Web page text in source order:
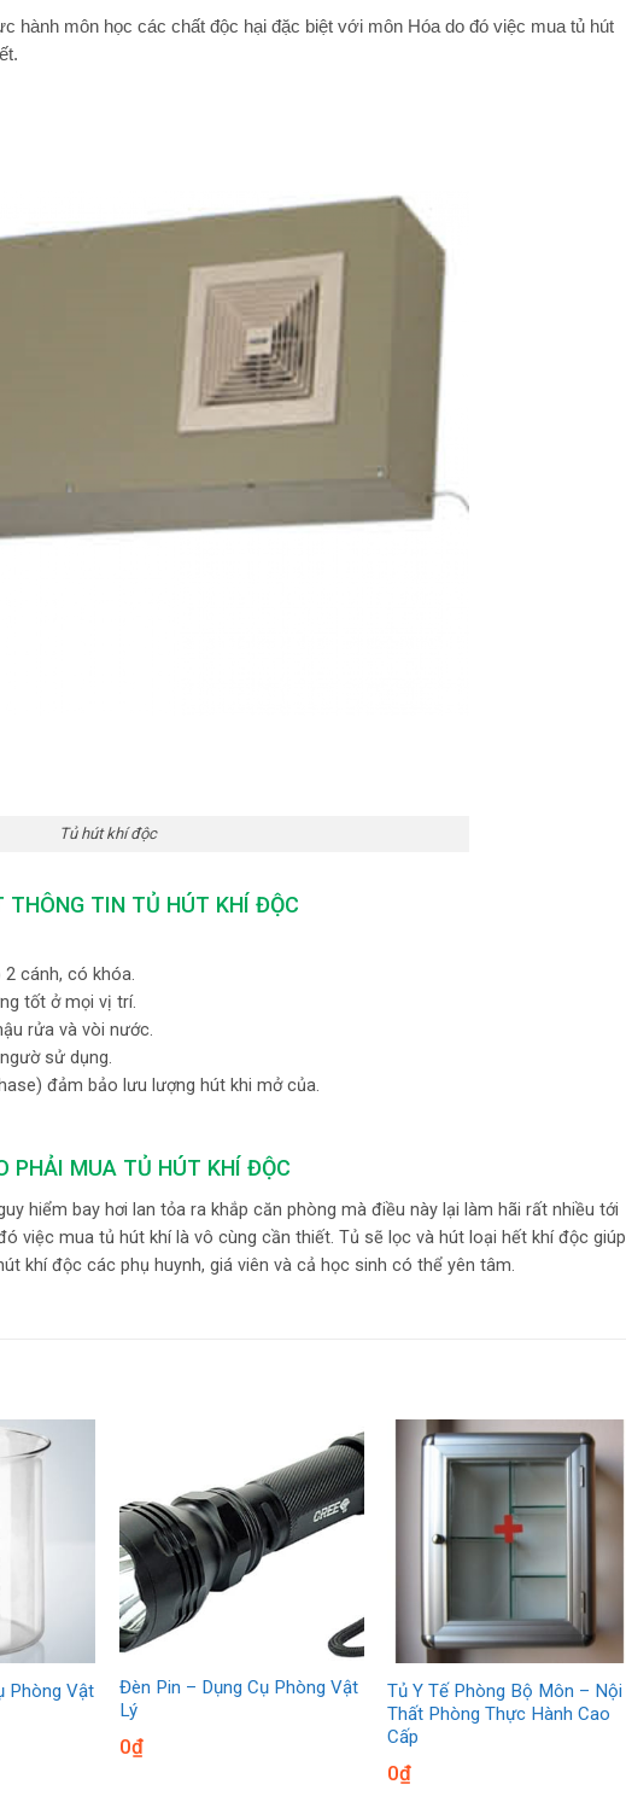
hành môn học các chất độc hại đặc biệt với môn Hóa do đó việc mua tủ hút
Tủ hút khí độc
THÔNG TIN TỦ HÚT KHÍ ĐỘC
cánh, có khóa.
tốt ở mọi vị trí.
rửa và vòi nước.
sử dụng.
đảm bảo lưu lượng hút khi mở của.
PHẢI MUA TỦ HÚT KHÍ ĐỘC
hiểm bay hơi lan tỏa ra khắp căn phòng mà điều này lại làm hãi rất nhiều tới
việc mua tủ hút khí là vô cùng cần thiết. Tủ sẽ lọc và hút loại hết khí độc giúp
khí độc các phụ huynh, giá viên và cả học sinh có thể yên tâm.
Phòng Vật
Đèn Pin – Dụng Cụ Phòng Vật
Lý
0₫
Tủ Y Tế Phòng Bộ Môn – Nội
Thất Phòng Thực Hành Cao
Cấp
0₫